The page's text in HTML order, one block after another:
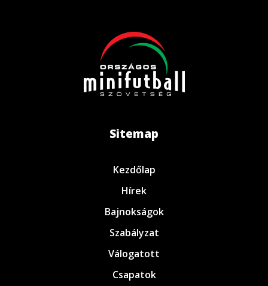
Sitemap
Kezdőlap
Hírek
Bajnokságok
Szabályzat
Válogatott
Csapatok